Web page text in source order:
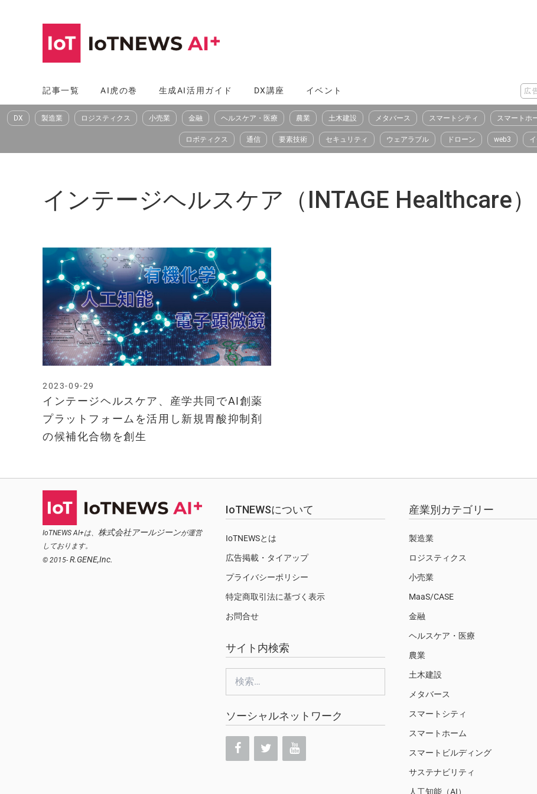
へ
ス
記事一覧 AI虎の巻 生成AI活用ガイド DX講座 イベント 広
DX 製造業 ロジスティクス 小売業 金融 ヘルスケア・医療 農業 土木建設 メタバース スマートシティ スマートホ
ロボティクス 通信 要素技術 セキュリティ ウェアラブル ドローン web3
インテージヘルスケア（INTAGE Healthcare）
インテージヘルスケア、産学共同でAI創薬
プラットフォームを活用し新規胃酸抑制剤
の候補化合物を創生
2023-09-29
IoTNEWS AI+は、 株式会社アールジーンが運営
しております。
© 2015- R.GENE,Inc.
IoTNEWSについて
IoTNEWSとは
広告掲載・タイアップ
プライバシーポリシー
特定商取引法に基づく表示
お問合せ
サイト内検索
ソーシャルネットワーク
産業別カテゴリー
製造業
ロジスティクス
小売業
MaaS/CASE
金融
ヘルスケア・医療
農業
土木建設
メタバース
スマートシティ
スマートホーム
スマートビルディング
サステナビリティ
人工知能（AI）